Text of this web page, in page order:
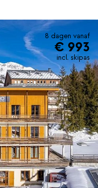
liggen verspreid
afhankelijk van de
verwijderd zijn. Het park
waardoor het
ter been zijn.
8 dagen vanaf
€ 993
incl. skipas